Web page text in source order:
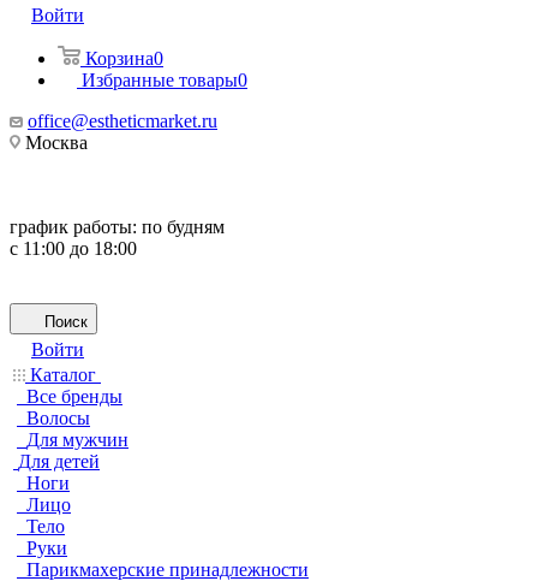
Войти
Корзина0
Избранные товары0
office@estheticmarket.ru
Москва
график работы: по будням
с 11:00 до 18:00
Поиск
Войти
Каталог
Все бренды
Волосы
Для мужчин
Для детей
Ноги
Лицо
Тело
Руки
Парикмахерские принадлежности